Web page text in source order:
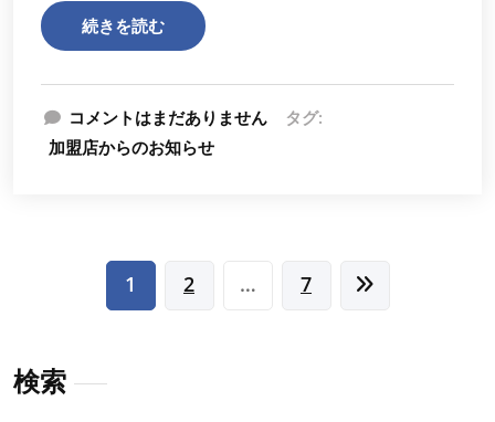
続きを読む
コメントはまだありません
タグ:
加盟店からのお知らせ
の
ペ
1 2 … 7
検索